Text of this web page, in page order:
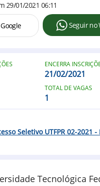
29/01/2021 06:11
Seguir no
Tecnológica
ENCERRA
21/02/2021
TOTAL DE VAGAS
1
Seletivo UTFPR 02-2021